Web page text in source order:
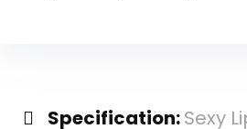
Specification:Sexy